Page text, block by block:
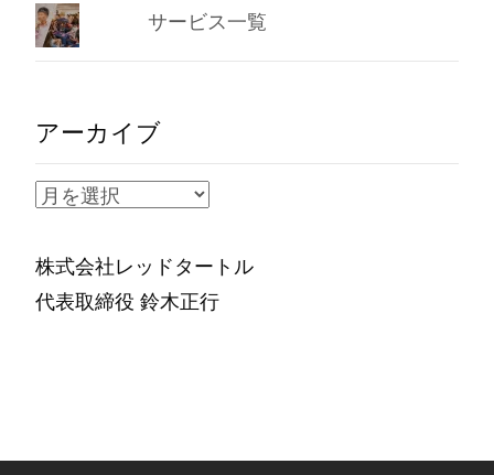
サービス一覧
アーカイブ
ア
カ
イ
株式会社レッドタートル
代表取締役 鈴木正行